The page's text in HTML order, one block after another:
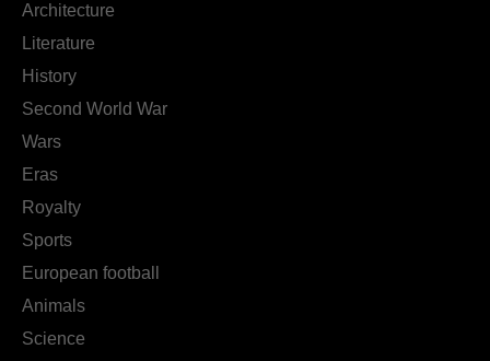
Architecture
Literature
History
Second World War
Wars
Eras
Royalty
Sports
European football
Animals
Science